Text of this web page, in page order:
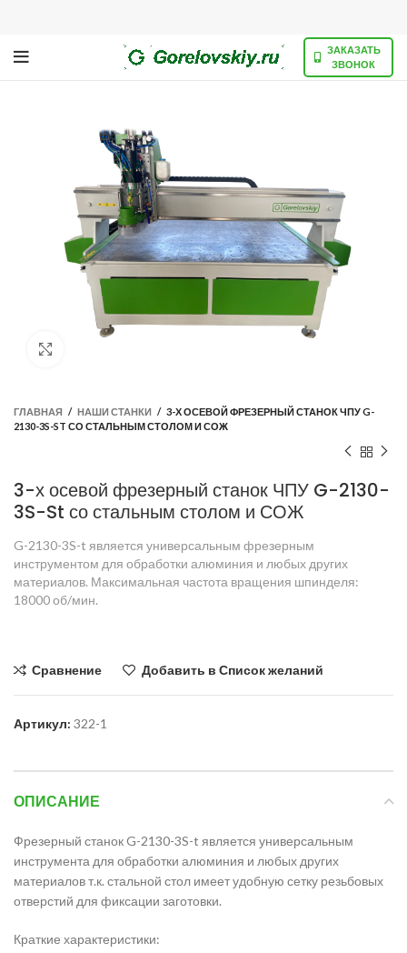
ЗАКАЗАТЬ
ЗВОНОК
ГЛАВНАЯ / НАШИ СТАНКИ / 3-Х ОСЕВОЙ ФРЕЗЕРНЫЙ СТАНОК ЧПУ G-
2130-3S-ST СО СТАЛЬНЫМ СТОЛОМ И СОЖ
3-х осевой фрезерный станок ЧПУ G-2130-
3S-St со стальным столом и СОЖ
G-2130-3S-t является универсальным фрезерным
инструментом для обработки алюминия и любых других
материалов. Максимальная частота вращения шпинделя:
18000 об/мин.
Сравнение Добавить в Список желаний
Артикул: 322-1
ОПИСАНИЕ
Фрезерный станок G-2130-3S-t является универсальным
инструмента для обработки алюминия и любых других
материалов т.к. стальной стол имеет удобную сетку резьбовых
отверстий для фиксации заготовки.
Краткие характеристики: